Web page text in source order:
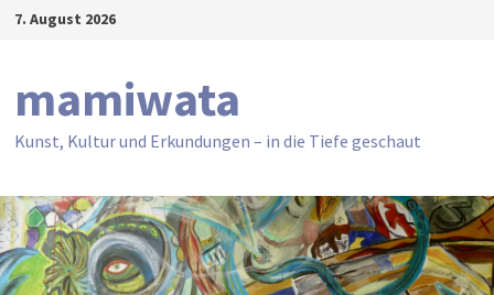
Zum7. August 2026
mamiwata
Kunst, Kultur und Erkundungen – in die Tiefe geschaut